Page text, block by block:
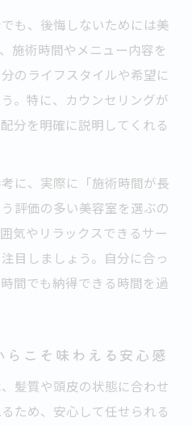
過ごせる美容室の特徴
長くても満足できる理由
満足体感の理由
が提供する満足体験とは
納得へ変える考え方
ける美容室ならではの良
上がりを実現するコツ
で満足を得るための工夫
を有効に使うポイント
も、後悔しないためには美
施術時間やメニュー内容を
のライフスタイルや希望に
。特に、カウンセリングが
分を明確に説明してくれる
に、実際に「施術時間が長
評価の多い美容室を選ぶの
気やリラックスできるサー
目しましょう。自分に合っ
間でも納得できる時間を過
こそ味わえる安心感
髪質や頭皮の状態に合わせ
ため、安心して任せられる